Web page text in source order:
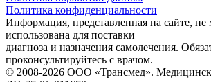
Политика конфиденциальности
Информация, представленная на сайте,
использована для поставки
диагноза и назначения самолечения.
проконсультируйтесь с врачом.
© 2008-2026 ООО «Трансмед».